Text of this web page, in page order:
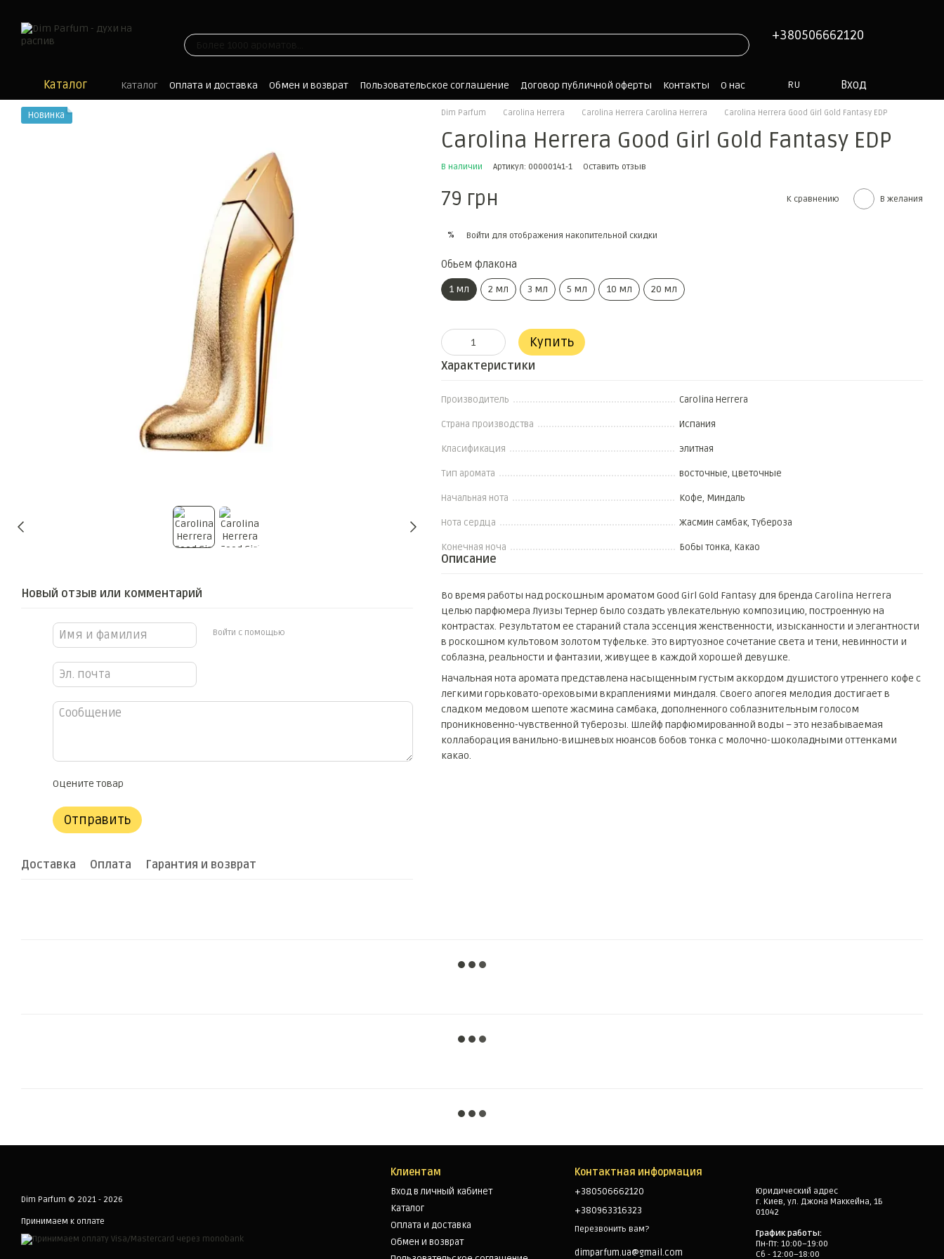
+380506662120
Каталог Каталог Оплата и доставка Обмен и возврат Пользовательское соглашение Договор публичной оферты Контакты
О нас
Отзывы
Блог
RU Вход
Новинка
Новый отзыв или комментарий
Войти с помощью
Оцените товар
Отправить
Доставка Оплата Гарантия и возврат
Dim Parfum Carolina Herrera Carolina Herrera Carolina Herrera Carolina Herrera Good Girl Gold Fantasy EDP
Carolina Herrera Good Girl Gold Fantasy EDP
В наличии Артикул: 00000141-1 Оставить отзыв
79 грн К сравнению В желания
% Войти для отображения накопительной скидки
Обьем флакона
1 мл 2 мл 3 мл 5 мл 10 мл 20 мл
Купить
Характеристики
Производитель Carolina Herrera
Страна производства Испания
Класификация элитная
Тип аромата восточные, цветочные
Начальная нота Кофе, Миндаль
Нота сердца Жасмин самбак, Тубероза
Конечная ноча Бобы тонка, Какао
Описание
Во время работы над роскошным ароматом Good Girl Gold Fantasy для бренда Carolina Herrera
целью парфюмера Луизы Тернер было создать увлекательную композицию, построенную на
контрастах. Результатом ее стараний стала эссенция женственности, изысканности и элегантности
в роскошном культовом золотом туфельке. Это виртуозное сочетание света и тени, невинности и
соблазна, реальности и фантазии, живущее в каждой хорошей девушке.
Начальная нота аромата представлена насыщенным густым аккордом душистого утреннего кофе с
легкими горьковато-ореховыми вкраплениями миндаля. Своего апогея мелодия достигает в
сладком медовом шепоте жасмина самбака, дополненного соблазнительным голосом
проникновенно-чувственной туберозы. Шлейф парфюмированной воды – это незабываемая
коллаборация ванильно-вишневых нюансов бобов тонка с молочно-шоколадными оттенками
какао.
Dim Parfum © 2021 - 2026
Принимаем к оплате
Клиентам
Вход в личный кабинет
Каталог
Оплата и доставка
Обмен и возврат
Контактная информация
+380506662120
+380963316323
Перезвонить вам?
dimparfum.ua@gmail.com
Юридический адрес
г. Киев, ул. Джона Маккейна, 1Б
01042
График работы:
Пн-Пт: 10:00–19:00
Сб - 12:00–18:00